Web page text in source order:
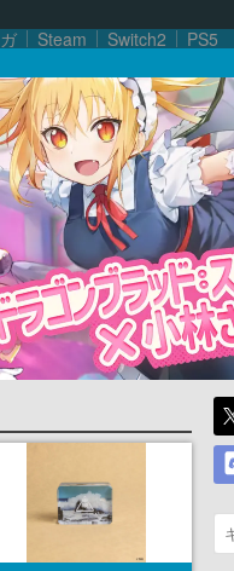
Steam Switch2 PS5